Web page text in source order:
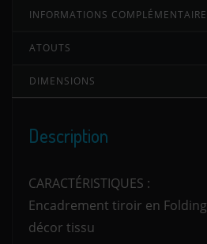
INFORMATIONS
ATOUTS
DIMENSIONS
Description
CARACTÉRISTIQUES :
Encadrement tiroir en
décor tissu